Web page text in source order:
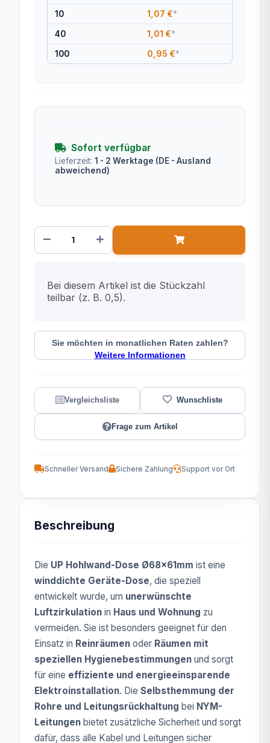
10 1,07 €*
40 1,01 €*
100 0,95 €*
Sofort verfügbar
Lieferzeit: 1 - 2 Werktage (DE - Ausland
abweichend)
Bei diesem Artikel ist die Stückzahl
teilbar (z. B. 0,5).
Sie möchten in monatlichen Raten zahlen?
Weitere Informationen
Frage zum Artikel
Schneller Versand Sichere Zahlung Support vor Ort
Beschreibung
Die UP Hohlwand-Dose Ø68x61mm ist eine
winddichte Geräte-Dose, die speziell
entwickelt wurde, um unerwünschte
Luftzirkulation in Haus und Wohnung zu
vermeiden. Sie ist besonders geeignet für den
Einsatz in Reinräumen oder Räumen mit
speziellen Hygienebestimmungen und sorgt
für eine effiziente und energieeinsparende
Elektroinstallation. Die Selbsthemmung der
Rohre und Leitungsrückhaltung bei NYM-
Leitungen bietet zusätzliche Sicherheit und sorgt
dafür, dass alle Kabel und Leitungen sicher